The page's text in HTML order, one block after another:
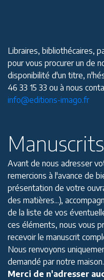
Libraires, bibliothécaires,
pour vous procurer un de
disponibilité d'un titre,
46 33 15 33 ou à nous
info@editions-imago.fr
Manuscrits
Avant de nous adresser
remercions à l'avance de
présentation de votre
des matières...),
de la liste de vos
ces éléments, nous vous
recevoir le manuscrit
Nous renvoyons
demandé par notre maison.
Merci de n'adresser